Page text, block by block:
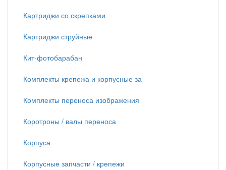
Картриджи со скрепками
Картриджи струйные
Кит-фотобарабан
Комплекты крепежа и корпусные за
Комплекты переноса изображения
Коротроны / валы переноса
Корпуса
Корпусные запчасти / крепежи